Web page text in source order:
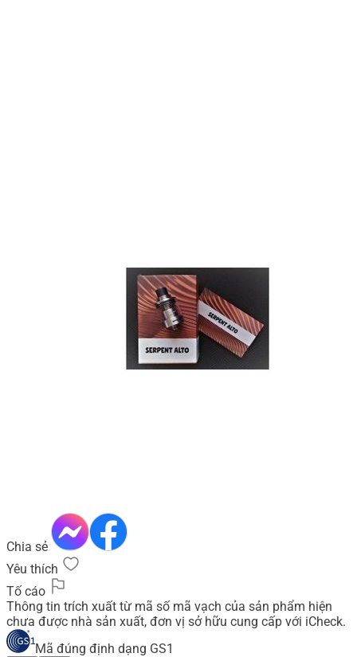
Chia sẻ
Yêu thích
Tố cáo
Thông tin trích xuất từ mã số mã vạch của sản phẩm hiện
chưa được nhà sản xuất, đơn vị sở hữu cung cấp với iCheck.
Mã đúng định dạng GS1